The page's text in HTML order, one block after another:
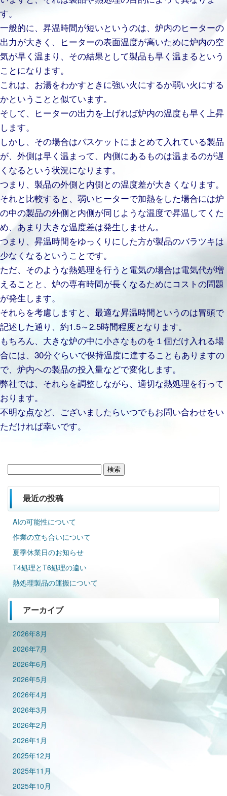
す。
一般的に、昇温時間が短いというのは、炉内のヒーターの
出力が大きく、ヒーターの表面温度が高いために炉内の空
気が早く温まり、その結果として製品も早く温まるという
ことになります。
これは、お湯をわかすときに強い火にするか弱い火にする
かということと似ています。
そして、ヒーターの出力を上げれば炉内の温度も早く上昇
します。
しかし、その場合はバスケットにまとめて入れている製品
が、外側は早く温まって、内側にあるものは温まるのが遅
くなるという状況になります。
つまり、製品の外側と内側との温度差が大きくなります。
それと比較すると、弱いヒーターで加熱をした場合には炉
の中の製品の外側と内側が同じような温度で昇温してくた
め、あまり大きな温度差は発生しません。
つまり、昇温時間をゆっくりにした方が製品のバラツキは
少なくなるということです。
ただ、そのような熱処理を行うと電気の場合は電気代が増
えることと、炉の専有時間が長くなるためにコストの問題
が発生します。
それらを考慮しますと、最適な昇温時間というのは冒頭で
記述した通り、 約1.5～2.5時間程度となります。
もちろん、大きな炉の中に小さなものを１個だけ入れる場
合には、30分ぐらいで保持温度に達することもありますの
で、炉内への製品の投入量などで変化します。
弊社では、それらを調整しながら、適切な熱処理を行って
おります。
不明な点など、ございましたらいつでもお問い合わせをい
ただければ幸いです。
最近の投稿
AIの可能性について
作業の立ち合いについて
夏季休業日のお知らせ
T4処理とT6処理の違い
熱処理製品の運搬について
アーカイブ
2026年8月
2026年7月
2026年6月
2026年5月
2026年4月
2026年3月
2026年2月
2026年1月
2025年12月
2025年11月
2025年10月